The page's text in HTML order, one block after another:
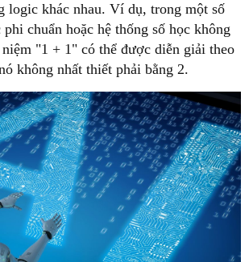
logic khác nhau. Ví dụ, trong một số
chuẩn hoặc hệ thống số học không
"1 + 1" có thể được diễn giải theo
không nhất thiết phải bằng 2.